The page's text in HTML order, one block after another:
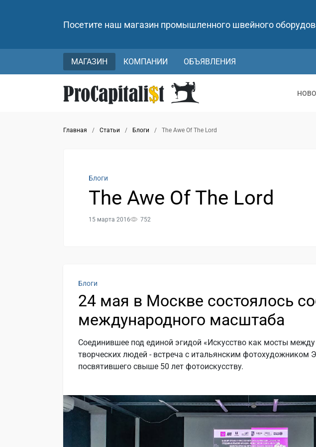
Посетите наш магазин промышленного швейного
МАГАЗИН КОМПАНИИ ОБЪЯВЛЕНИЯ
Главная / Статьи / Блоги / The Awe Of The Lord
Блоги
The Awe Of The Lord
15 марта 2016 752
Блоги
24 мая в Москве состоялось
международного масштаба
Соединившее под единой эгидой «Искусство как мосты
творческих людей - встреча с итальянским фотохудожником
посвятившего свыше 50 лет фотоискусству.